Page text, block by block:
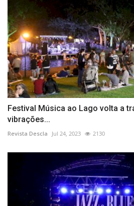
Festival Música ao Lago volta a
vibrações...
Revista Descla Jul 24, 2023 2130